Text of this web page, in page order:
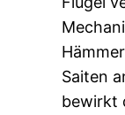
Saiten
bewirkt